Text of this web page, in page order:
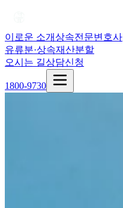
이로운 소개상속전문변호사
유류분·상속재산분할
오시는 길상담신청
1800-9730